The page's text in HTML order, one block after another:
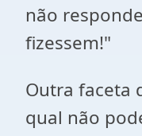
não
fizessem!"
Outra faceta
qual não